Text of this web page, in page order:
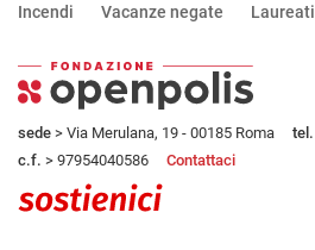
Incendi Vacanze negate Laureati
sede > Via Merulana, 19 - 00185 Roma tel.
c.f. > 97954040586 Contattaci